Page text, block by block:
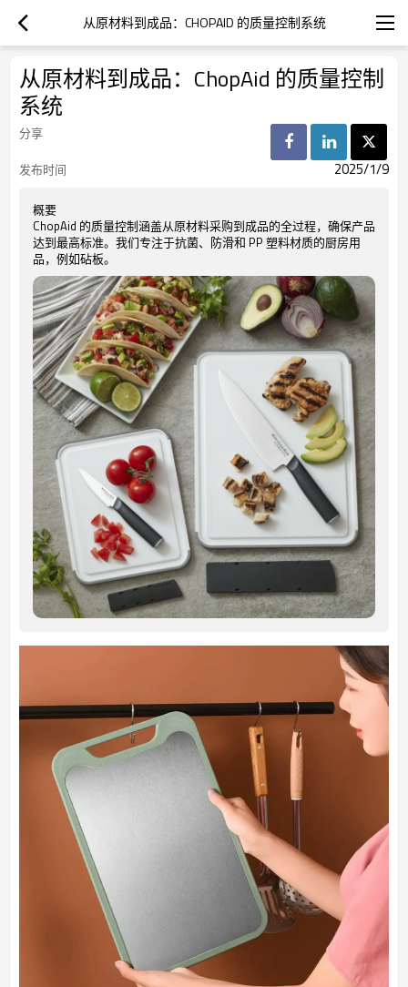
从原材料到成品：CHOPAID 的质量控制系统
从原材料到成品：ChopAid 的质量控制
系统
分享
发布时间
2025/1/9
概要
ChopAid 的质量控制涵盖从原材料采购到成品的全过程，确保产品
达到最高标准。我们专注于抗菌、防滑和 PP 塑料材质的厨房用
品，例如砧板。